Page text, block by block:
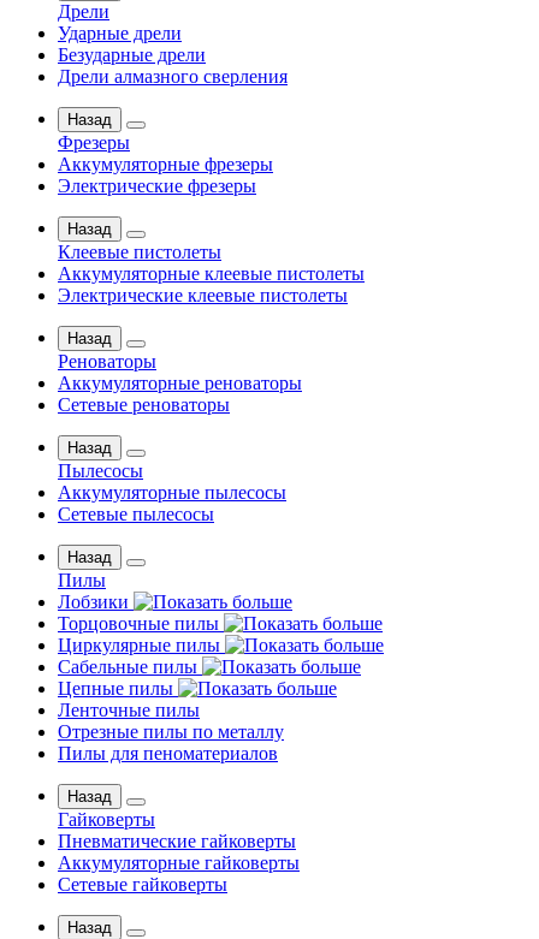
Дрели
Ударные дрели
Безударные дрели
Дрели алмазного сверления
Назад
Фрезеры
Аккумуляторные фрезеры
Электрические фрезеры
Назад
Клеевые пистолеты
Аккумуляторные клеевые пистолеты
Электрические клеевые пистолеты
Назад
Реноваторы
Аккумуляторные реноваторы
Сетевые реноваторы
Назад
Пылесосы
Аккумуляторные пылесосы
Сетевые пылесосы
Назад
Пилы
Лобзики
Торцовочные пилы
Циркулярные пилы
Сабельные пилы
Цепные пилы
Ленточные пилы
Отрезные пилы по металлу
Пилы для пеноматериалов
Назад
Гайковерты
Пневматические гайковерты
Аккумуляторные гайковерты
Сетевые гайковерты
Назад